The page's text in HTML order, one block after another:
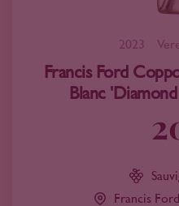
2023
Francis Ford
Blanc
Francis